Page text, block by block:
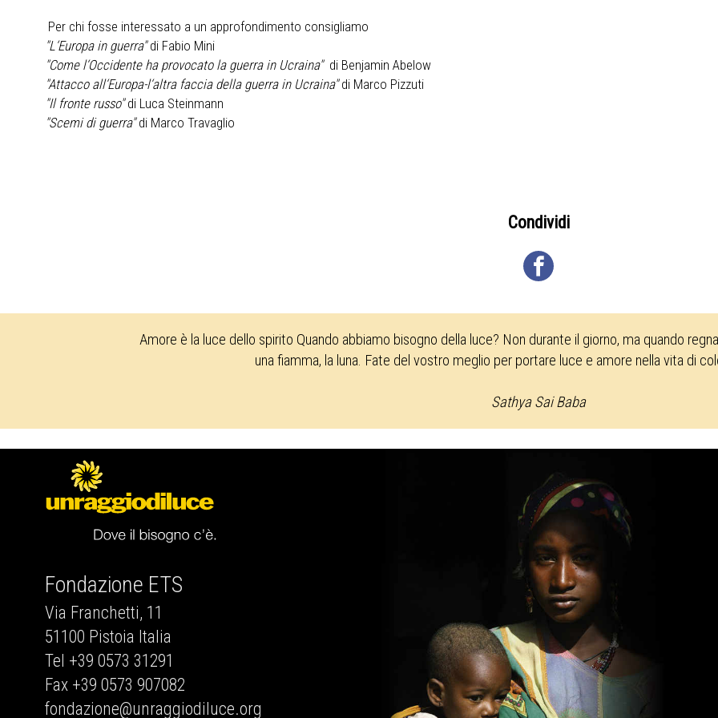
Per chi fosse interessato a un approfondimento consigliamo
"L‘Europa in guerra"di Fabio Mini
"Come l‘Occidente ha provocato la guerra in Ucraina" di Benjamin Abelow
"Attacco all‘Europa-l‘altra faccia della guerra in Ucraina"di Marco Pizzuti
"Il fronte russo"di Luca Steinmann
"Scemi di guerra"di Marco Travaglio
Condividi
Amore è la luce dello spirito Quando abbiamo bisogno della luce? Non durante il giorno, ma quando
una fiamma, la luna. Fate del vostro meglio per portare luce e amore nella vita di
Sathya Sai Baba
Fondazione ETS
Via Franchetti, 11
51100 Pistoia Italia
Tel +39 0573 31291
Fax +39 0573 907082
fondazione@unraggiodiluce.org